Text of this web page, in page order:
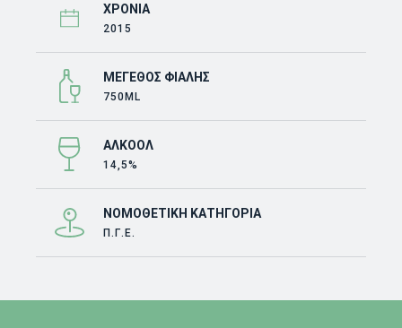
ΧΡΟΝΙΆ
2015
ΜΈΓΕΘΟΣ ΦΙΆΛΗΣ
750ML
ΑΛΚΟΌΛ
14,5%
ΝΟΜΟΘΕΤΙΚΉ ΚΑΤΗΓΟΡΊΑ
Π.Γ.Ε.